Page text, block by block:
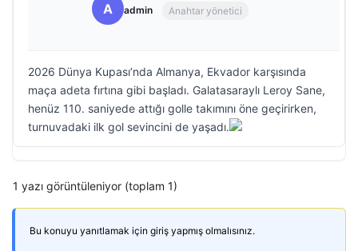
A admin Anahtar yönetici
2026 Dünya Kupası’nda Almanya, Ekvador karşısında
maça adeta fırtına gibi başladı. Galatasaraylı Leroy Sane,
henüz 110. saniyede attığı golle takımını öne geçirirken,
turnuvadaki ilk gol sevincini de yaşadı.
1 yazı görüntüleniyor (toplam 1)
Bu konuyu yanıtlamak için giriş yapmış olmalısınız.